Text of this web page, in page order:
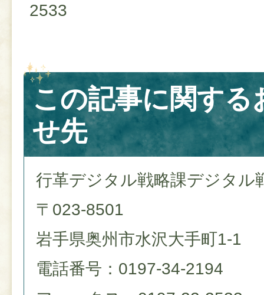
2533
この記事に関する
せ先
行革デジタル戦略課デジタル
〒023-8501
岩手県奥州市水沢大手町1-1
電話番号：0197-34-2194